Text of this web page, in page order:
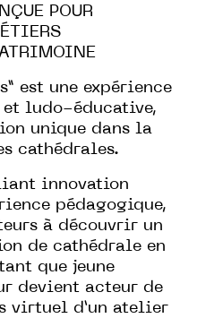
POUR
est une expérience
ludo-éducative,
unique dans la
cathédrales.
innovation
pédagogique,
à découvrir un
de cathédrale en
que jeune
devient acteur de
virtuel d’un atelier